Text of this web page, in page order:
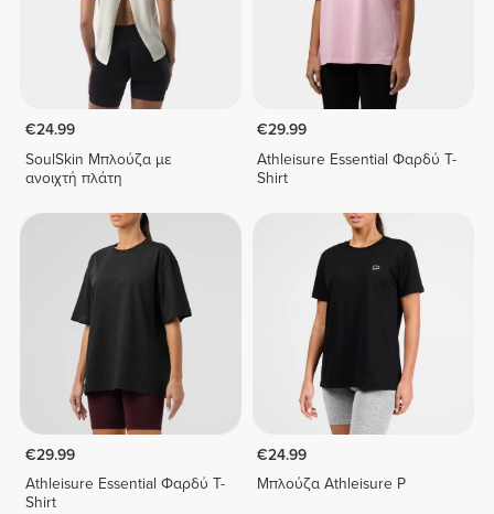
€24.99
SoulSkin Μπλούζα με
ανοιχτή πλάτη
€29.99
Athleisure Essential Φαρδύ T-
Shirt
€29.99
Athleisure Essential Φαρδύ T-
Shirt
€24.99
Μπλούζα Athleisure P